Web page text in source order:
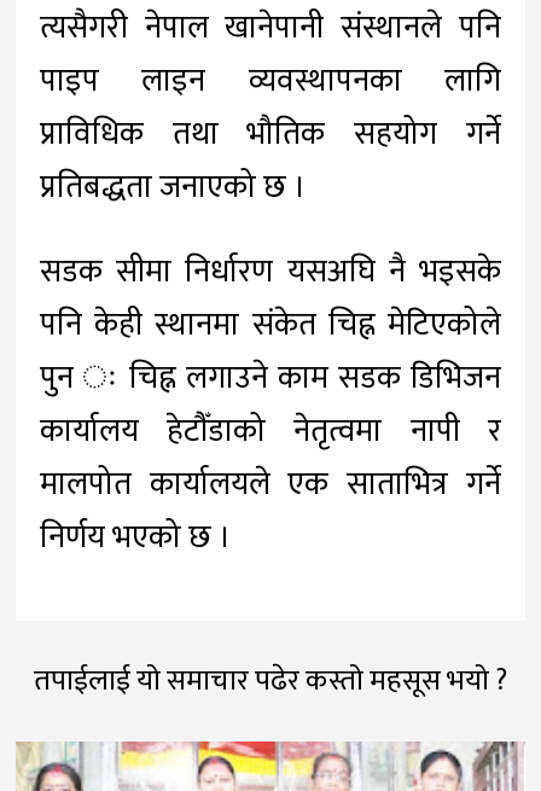
त्यसैगरी नेपाल खानेपानी संस्थानले पनि
पाइप लाइन व्यवस्थापनका लागि
प्राविधिक तथा भौतिक सहयोग गर्ने
प्रतिबद्धता जनाएको छ ।
सडक सीमा निर्धारण यसअघि नै भइसके
पनि केही स्थानमा संकेत चिह्न मेटिएकोले
पुन ः चिह्न लगाउने काम सडक डिभिजन
कार्यालय हेटौँडाको नेतृत्वमा नापी र
मालपोत कार्यालयले एक साताभित्र गर्ने
निर्णय भएको छ ।
तपाईलाई यो समाचार पढेर कस्तो महसूस भयो ?